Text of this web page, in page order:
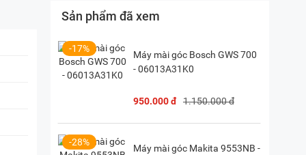
Chỉ đường)
Chỉ đường)
Vườn Lài, TP. HCM( Chỉ đường)
Sản phẩm đã xem
-17%
Máy mài góc Bosch GWS 700
- 06013A31K0
950.000 đ 1.150.000 đ
-28%
Máy mài góc Makita 9553NB -